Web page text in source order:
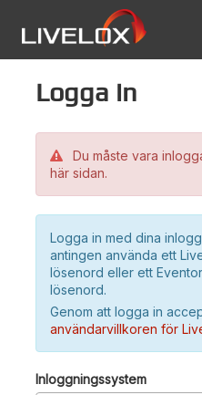
Logga in
Du måste vara
här sidan.
Logga in med dina
antingen använda ett
lösenord eller ett
lösenord.
Genom att logga in
användarvillkoren för
Inloggningssystem